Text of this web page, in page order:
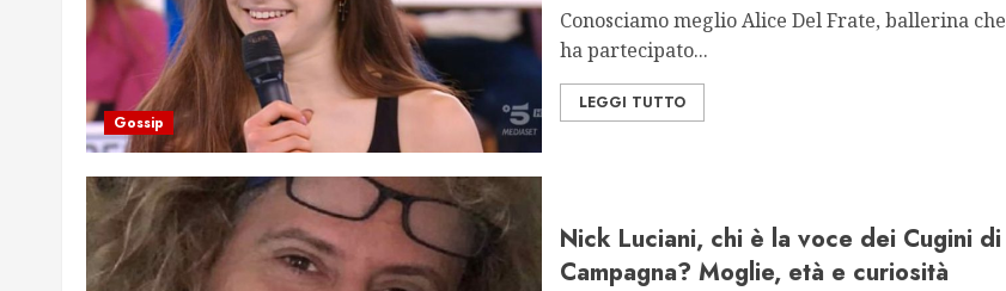
Gossip
Conosciamo meglio Alice Del Frate, ballerina che
ha partecipato...
LEGGI TUTTO
Nick Luciani, chi è la voce dei Cugini di
Campagna? Moglie, età e curiosità